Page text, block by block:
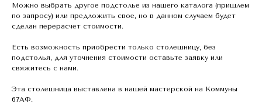
Можно выбрать другое подстолье из нашего каталога (пришлем
по запросу) или предложить свое, но в данном случаем будет
сделан перерасчет стоимости.
Есть возможность приобрести только столешницу, без
подстолья, для уточнения стоимости оставьте заявку или
свяжитесь с нами.
Эта столешница выставлена в нашей мастерской на Коммуны
67АФ.